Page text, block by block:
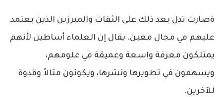
ةصارت تدل بعد ذلك على الثقات والمبرزين الذين يعتمد
عليهم في مجال معين. يقال إن العلماء أساطين لأنهم
يمتلكون معرفة واسعة وعميقة في علومهم،
ويسهمون في تطويرها ونشرها، ويكونون مثالاً وقدوة
للآخرين.